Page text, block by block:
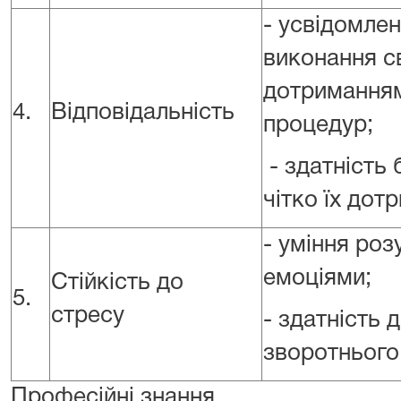
4. Відповідальність
-
виконання
процедур;
- здатність
чітко їх
5.
Стійкість до
стресу
- уміння
емоціями;
- здатність